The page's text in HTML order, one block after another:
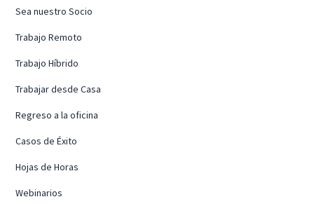
Sea nuestro Socio
Trabajo Remoto
Trabajo Híbrido
Trabajar desde Casa
Regreso a la oficina
Casos de Éxito
Hojas de Horas
Webinarios